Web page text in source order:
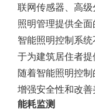
联网传感器、高
照明管理提供全面
智能照明控制系
于为建筑居住者提
随着智能照明控制
增强安全性和改善
能耗监测